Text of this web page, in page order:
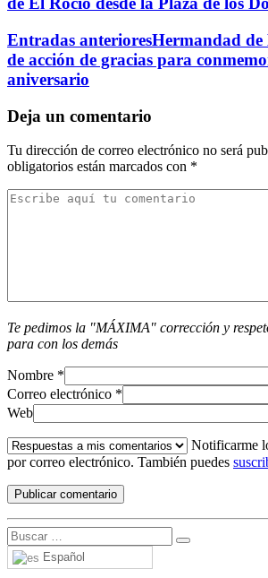
Entradas anterioresHermandad
de acción de gracias para
aniversario
Deja un comentario
Tu dirección de correo electrónico no será
obligatorios están marcados con *
Te pedimos la "MÁXIMA" corrección y
para con los demás
Nombre *
Correo electrónico *
Web
Notificarme
por correo electrónico. También puedes
Español